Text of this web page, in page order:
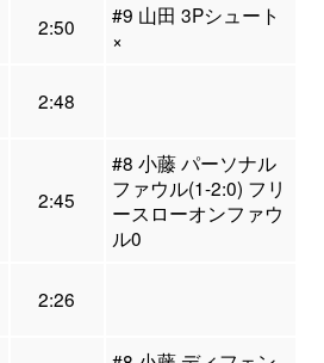
2:50
#9 山田 3Pシュート
×
2:48
2:45
#8 小藤 パーソナル
ファウル(1-2:0) フリ
ースローオンファウ
ル0
2:26